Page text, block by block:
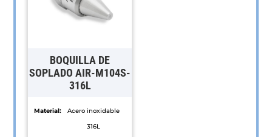
Las
opciones
pueden
elegir
en
página
de
BOQUILLA DE
SOPLADO AIR-M104S-
316L
Material:
Acero inoxidable
316L